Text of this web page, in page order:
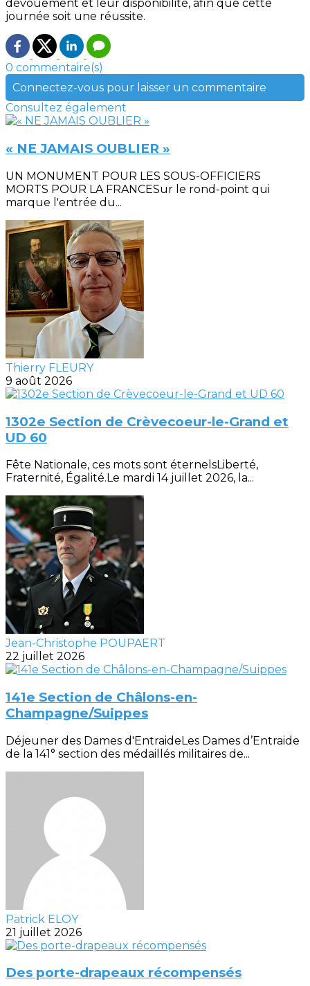
dévouement et leur disponibilité, afin que cette
journée soit une réussite.
0 commentaire(s)
Connectez-vous pour laisser un commentaire
Consultez également
« NE JAMAIS OUBLIER »
UN MONUMENT POUR LES SOUS-OFFICIERS
MORTS POUR LA FRANCESur le rond-point qui
marque l'entrée du...
Thierry FLEURY
9 août 2026
1302e Section de Crèvecoeur-le-Grand et
UD 60
Fête Nationale, ces mots sont éternelsLiberté,
Fraternité, Égalité.Le mardi 14 juillet 2026, la...
Jean-Christophe POUPAERT
22 juillet 2026
141e Section de Châlons-en-
Champagne/Suippes
Déjeuner des Dames d'EntraideLes Dames d’Entraide
de la 141° section des médaillés militaires de...
Patrick ELOY
21 juillet 2026
Des porte-drapeaux récompensés